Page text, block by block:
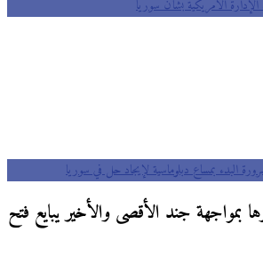
الإدارة الأمريكية بشأن سوريا
البدء بمساع دبلوماسية لإيجاد حل في سوريا
بمواجهة جند الأقصى والأخير يبايع فتح